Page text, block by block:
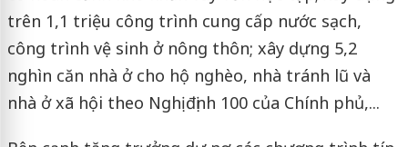
trên 1,1 triệu công trình cung cấp nước sạch,
công trình vệ sinh ở nông thôn; xây dựng 5,2
nghìn căn nhà ở cho hộ nghèo, nhà tránh lũ và
nhà ở xã hội theo Nghị định 100 của Chính phủ,...